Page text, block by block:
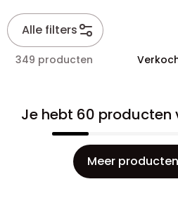
Alle filters
349 producten
Je hebt 60 producten
Meer